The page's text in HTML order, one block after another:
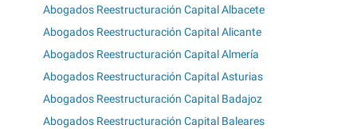
Abogados Reestructuración Capital Albacete
Abogados Reestructuración Capital Alicante
Abogados Reestructuración Capital Almería
Abogados Reestructuración Capital Asturias
Abogados Reestructuración Capital Badajoz
Abogados Reestructuración Capital Baleares